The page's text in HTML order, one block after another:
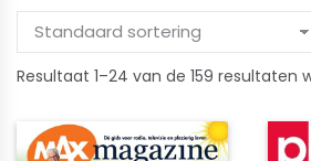
Resultaat 1–24 van de 159 resultaten